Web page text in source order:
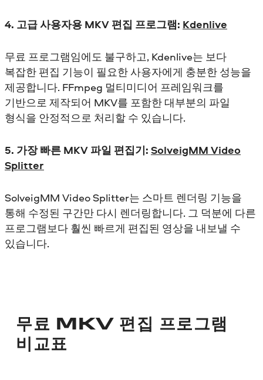
4. 고급 사용자용 MKV 편집 프로그램: Kdenlive
무료 프로그램임에도 불구하고, Kdenlive는 보다
복잡한 편집 기능이 필요한 사용자에게 충분한 성능을
제공합니다. FFmpeg 멀티미디어 프레임워크를
기반으로 제작되어 MKV를 포함한 대부분의 파일
형식을 안정적으로 처리할 수 있습니다.
5. 가장 빠른 MKV 파일 편집기: SolveigMM Video
Splitter
SolveigMM Video Splitter는 스마트 렌더링 기능을
통해 수정된 구간만 다시 렌더링합니다. 그 덕분에 다른
프로그램보다 훨씬 빠르게 편집된 영상을 내보낼 수
있습니다.
무료 MKV 편집 프로그램
비교표